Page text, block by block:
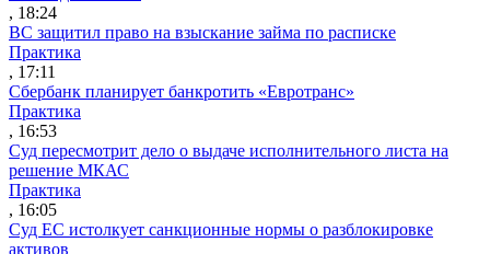
, 18:24
ВС защитил право на взыскание займа по расписке
Практика
, 17:11
Сбербанк планирует банкротить «Евротранс»
Практика
, 16:53
Суд пересмотрит дело о выдаче исполнительного листа на
решение МКАС
Практика
, 16:05
Суд ЕС истолкует санкционные нормы о разблокировке
активов